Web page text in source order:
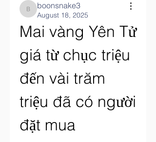
boonsnake3
boonsnake3
August 18, 2025
Mai vàng Yên Tử
giá từ chục triệu
đến vài trăm
triệu đã có người
đặt mua